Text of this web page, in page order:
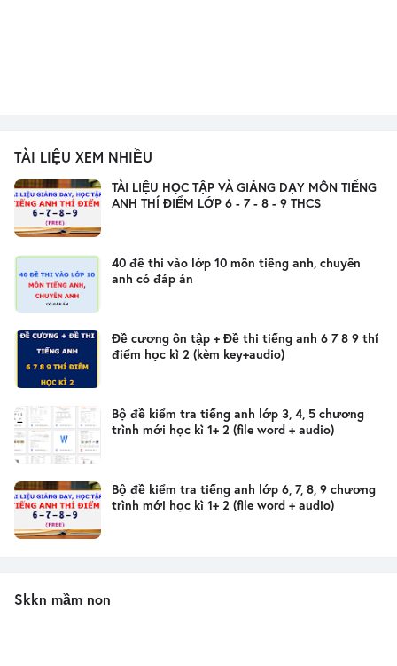
TÀI LIỆU XEM NHIỀU
TÀI LIỆU HỌC TẬP VÀ GIẢNG DẠY MÔN TIẾNG
ANH THÍ ĐIỂM LỚP 6 - 7 - 8 - 9 THCS
40 đề thi vào lớp 10 môn tiếng anh, chuyên
anh có đáp án
Đề cương ôn tập + Đề thi tiếng anh 6 7 8 9 thí
điểm học kì 2 (kèm key+audio)
Bộ đề kiểm tra tiếng anh lớp 3, 4, 5 chương
trình mới học kì 1+ 2 (file word + audio)
Bộ đề kiểm tra tiếng anh lớp 6, 7, 8, 9 chương
trình mới học kì 1+ 2 (file word + audio)
Skkn mầm non